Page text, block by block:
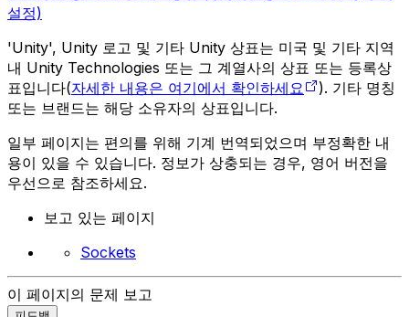
설정)
'Unity', Unity 로고 및 기타 Unity 상표는 미국 및 기타 지역
내 Unity Technologies 또는 그 계열사의 상표 또는 등록상
표입니다(자세한 내용은 여기에서 확인하세요
). 기타 명칭
또는 브랜드는 해당 소유자의 상표입니다.
일부 페이지는 편의를 위해 기계 번역되었으며 부정확한 내
용이 있을 수 있습니다. 정보가 상충되는 경우, 영어 버전을
우선으로 참조하세요.
보고 있는 페이지
Sockets
이 페이지의 문제 보고